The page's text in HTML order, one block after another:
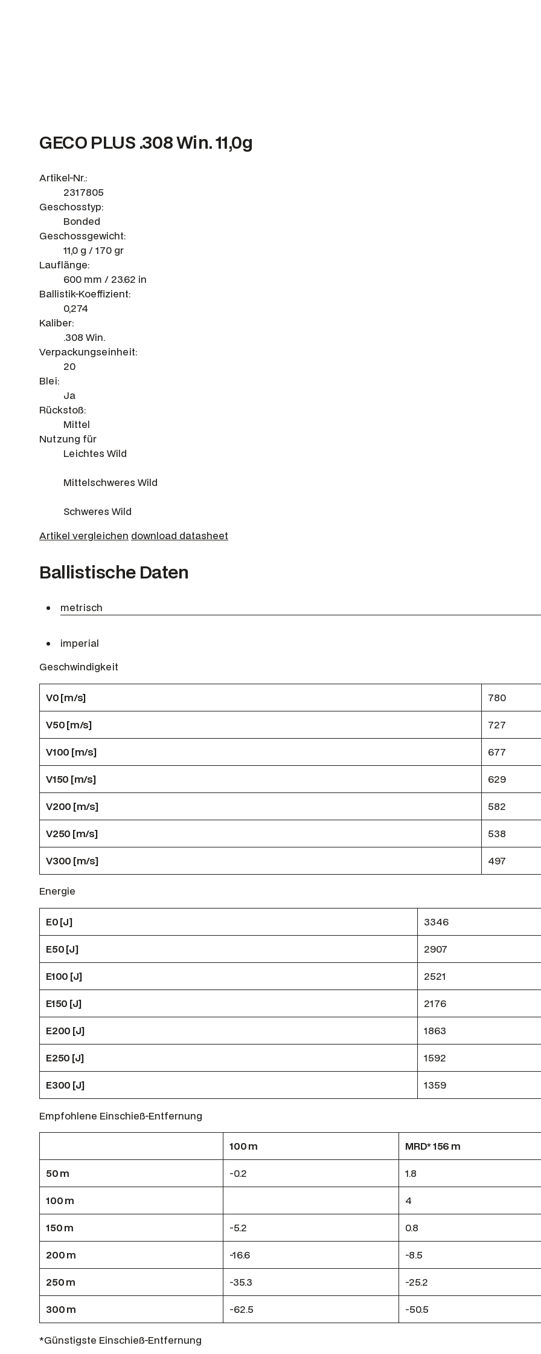
GECO PLUS .308 Win. 11,0g
Artikel-Nr.:
2317805
Geschosstyp:
Bonded
Geschossgewicht:
11,0 g / 170 gr
Lauflänge:
600 mm / 23.62 in
Ballistik-Koeffizient:
0,274
Kaliber:
.308 Win.
Verpackungseinheit:
20
Blei:
Ja
Rückstoß:
Mittel
Nutzung für
Leichtes Wild
Mittelschweres Wild
Schweres Wild
Artikel vergleichen download datasheet
Ballistische Daten
metrisch
imperial
Geschwindigkeit
V0 [m/s] 780
V50 [m/s] 727
V100 [m/s] 677
V150 [m/s] 629
V200 [m/s] 582
V250 [m/s] 538
V300 [m/s] 497
Energie
E0 [J] 3346
E50 [J] 2907
E100 [J] 2521
E150 [J] 2176
E200 [J] 1863
E250 [J] 1592
E300 [J] 1359
Empfohlene Einschieß-Entfernung
100 m MRD* 156 m
50 m -0.2 1.8
100 m 4
150 m -5.2 0.8
200 m -16.6 -8.5
250 m -35.3 -25.2
300 m -62.5 -50.5
*Günstigste Einschieß-Entfernung